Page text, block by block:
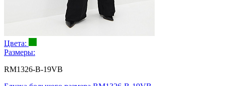
Цвета:
Размеры:
RM1326-B-19VB